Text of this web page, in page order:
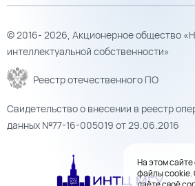
© 2016- 2026, Акционерное общество
интеллектуальной собственности»
Реестр отечественного ПО
Свидетельство о внесении в реестр
данных №77-16-005019 от 29.06.2016
На этом
файлы cookie.